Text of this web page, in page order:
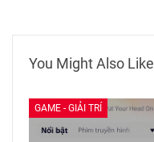
You Might Also Like
GAME - GIẢI TRÍ